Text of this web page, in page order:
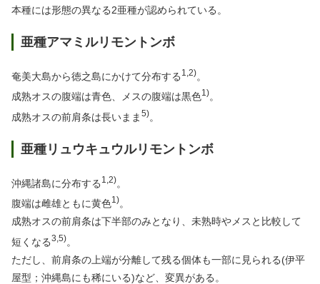
本種には形態の異なる2亜種が認められている。
亜種アマミルリモントンボ
奄美大島から徳之島にかけて分布する 1,2)。
成熟オスの腹端は青色、メスの腹端は黒色1)。
成熟オスの前肩条は長いまま 5)。
亜種リュウキュウルリモントンボ
沖縄諸島に分布する 1,2)。
腹端は雌雄ともに黄色1)。
成熟オスの前肩条は下半部のみとなり、未熟時やメスと比較して
短くなる3,5)。
ただし、前肩条の上端が分離して残る個体も一部に見られる(伊平
屋型；沖縄島にも稀にいる)など、変異がある。